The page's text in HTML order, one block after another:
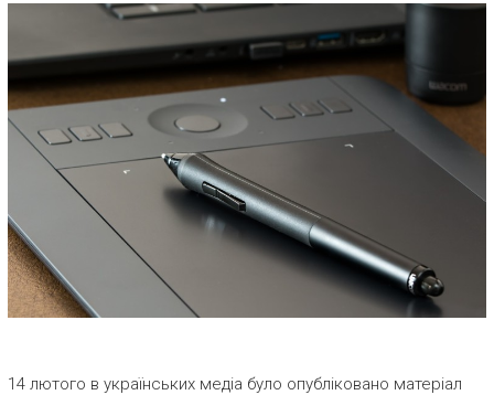
14 лютого в українських медіа було опубліковано матеріал